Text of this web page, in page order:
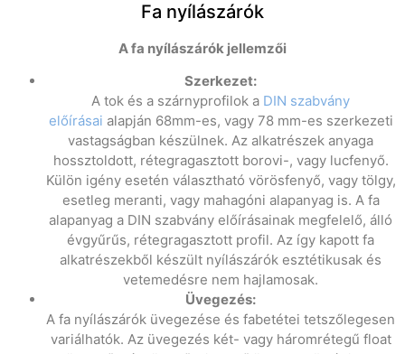
Fa nyílászárók
A fa nyílászárók jellemzői
Szerkezet:
A tok és a szárnyprofilok a DIN szabvány
előírásai alapján 68mm-es, vagy 78 mm-es szerkezeti
vastagságban készülnek. Az alkatrészek anyaga
hossztoldott, rétegragasztott borovi-, vagy lucfenyő.
Külön igény esetén választható vörösfenyő, vagy tölgy,
esetleg meranti, vagy mahagóni alapanyag is. A fa
alapanyag a DIN szabvány előírásainak megfelelő, álló
évgyűrűs, rétegragasztott profil. Az így kapott fa
alkatrészekből készült nyílászárók esztétikusak és
vetemedésre nem hajlamosak.
Üvegezés:
A fa nyílászárók üvegezése és fabetétei tetszőlegesen
variálhatók. Az üvegezés két- vagy háromrétegű float